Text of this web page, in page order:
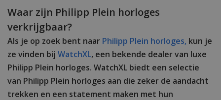
Waar zijn Philipp Plein horloges
verkrijgbaar?
Als je op zoek bent naar Philipp Plein horloges, kun je
ze vinden bij WatchXL, een bekende dealer van luxe
Philipp Plein horloges. WatchXL biedt een selectie
van Philipp Plein horloges aan die zeker de aandacht
trekken en een statement maken met hun